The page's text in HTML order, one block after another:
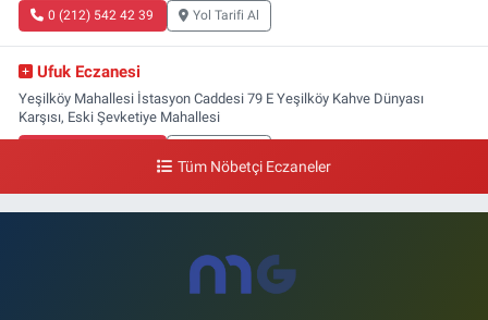
0 (212) 542 42 39 Yol Tarifi Al
Ufuk Eczanesi
Yeşilköy Mahallesi İstasyon Caddesi 79 E Yeşilköy Kahve Dünyası
Karşısı, Eski Şevketiye Mahallesi
Nimet Eczanesi
Yol Tarifi Al
Tüm Nöbetçi Eczaneler